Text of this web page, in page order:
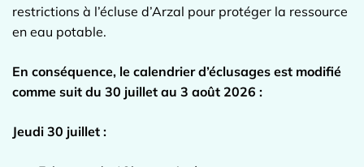
restrictions à l’écluse d’Arzal pour protéger la ressource
en eau potable.
En conséquence, le calendrier d’éclusages est modifié
comme suit du 30 juillet au 3 août 2026 :
Jeudi 30 juillet :